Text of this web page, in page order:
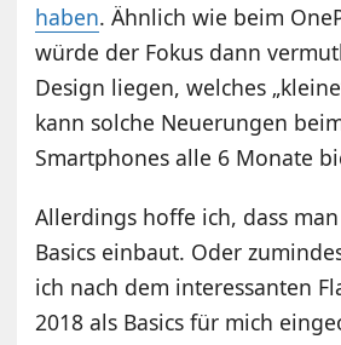
haben. Ähnlich wie beim
würde der Fokus dann
Design liegen, welches
kann solche Neuerungen
Smartphones alle 6 Monate
Allerdings hoffe ich, dass
Basics einbaut. Oder
ich nach dem interessanten
2018 als Basics für mich